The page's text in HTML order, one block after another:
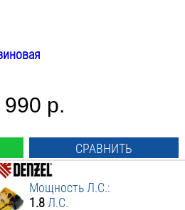
990 р.
СРАВНИТЬ
Мощность Л.С.:
1.8 Л.С.